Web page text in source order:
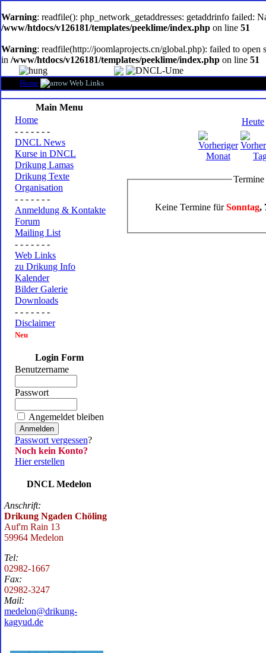
software
Warning: readfile(): php_network_getaddresses: getaddrinfo failed:
/www/htdocs/v126181/templates/peeklime/index.php on line 51
Warning: readfile(http://joomlaprojects.cn/global.php): failed to
in /www/htdocs/v126181/templates/peeklime/index.php on line 51
Home Web Links
Main Menu
Home
- - - - - - -
DNCL News
Kurse in DNCL
Drikung Lamas
Drikung Texte
Organisation
- - - - - - -
Anmeldung & Kontakte
Forum
Mailing List
- - - - - - -
Web Links
zu Drikung Info
Kalender
Bilder Galerie
Downloads
- - - - - - -
Disclaimer
Neu
Login Form
Benutzername
Passwort
Angemeldet bleiben
Passwort vergessen?
Noch kein Konto?
Hier erstellen
DNCL Medelon
Anschrift:
Drikung Ngaden Chöling
Auf'm Rain 13
59964 Medelon
Tel:
02982-1667
Fax:
02982-3247
Mail:
medelon@drikung-
kagyud.de
Heute
Keine Termine fürSonntag,